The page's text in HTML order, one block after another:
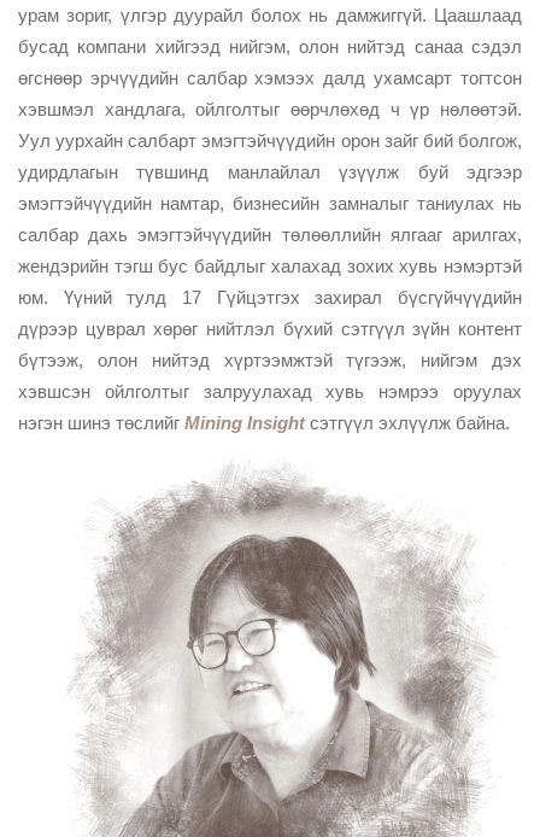
урам зориг, үлгэр дуурайл болох нь дамжиггүй. Цаашлаад
бусад компани хийгээд нийгэм, олон нийтэд санаа сэдэл
өгснөөр эрчүүдийн салбар хэмээх далд ухамсарт тогтсон
хэвшмэл хандлага, ойлголтыг өөрчлөхөд ч үр нөлөөтэй.
Уул уурхайн салбарт эмэгтэйчүүдийн орон зайг бий болгож,
удирдлагын түвшинд манлайлал үзүүлж буй эдгээр
эмэгтэйчүүдийн намтар, бизнесийн замналыг таниулах нь
салбар дахь эмэгтэйчүүдийн төлөөллийн ялгааг арилгах,
жендэрийн тэгш бус байдлыг халахад зохих хувь нэмэртэй
юм. Үүний тулд 17 Гүйцэтгэх захирал бүсгүйчүүдийн
дүрээр цуврал хөрөг нийтлэл бүхий сэтгүүл зүйн контент
бүтээж, олон нийтэд хүртээмжтэй түгээж, нийгэм дэх
хэвшсэн ойлголтыг залруулахад хувь нэмрээ оруулах
нэгэн шинэ төслийг Mining Insightсэтгүүл эхлүүлж байна.